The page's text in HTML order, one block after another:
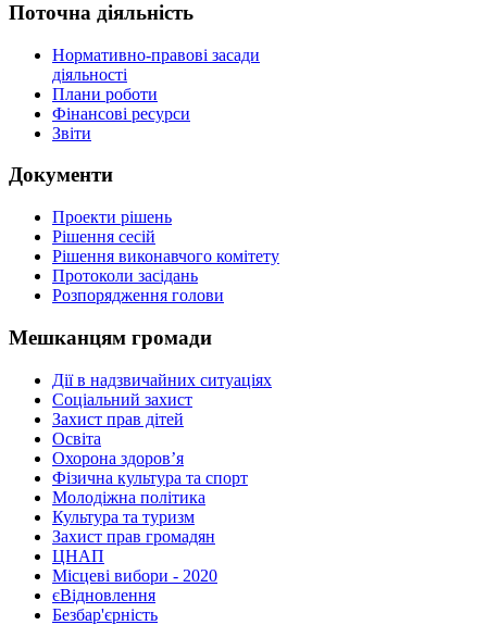
Поточна діяльність
Нормативно-правові засади
діяльності
Плани роботи
Фінансові ресурси
Звіти
Документи
Проекти рішень
Рішення сесій
Рішення виконавчого комітету
Протоколи засідань
Розпорядження голови
Мешканцям громади
Дії в надзвичайних ситуаціях
Соціальний захист
Захист прав дітей
Освіта
Охорона здоров’я
Фізична культура та спорт
Молодіжна політика
Культура та туризм
Захист прав громадян
ЦНАП
Місцеві вибори - 2020
єВідновлення
Безбар'єрність